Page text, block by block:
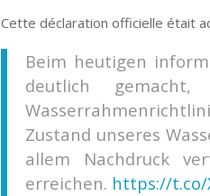
Cette déclaration officielle était
Beim heutigen
deutlich
Zustand unseres
allem Nachdruck
erreichen. https://t.co/